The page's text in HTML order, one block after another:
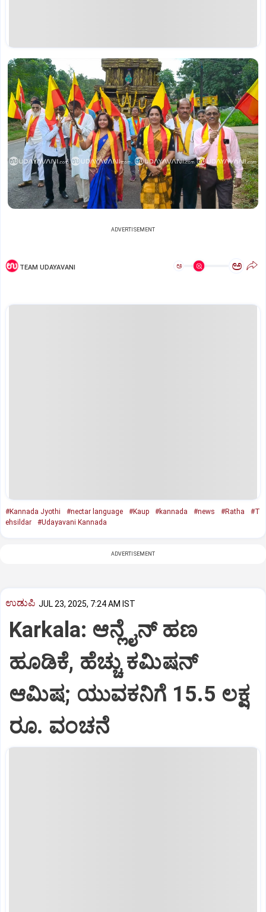
ADVERTISEMENT
TEAM UDAYAVANI ಅ ಅ
#Kannada Jyothi #nectar language #Kaup #kannada #news #Ratha
#T
ehsildar
#Udayavani Kannada
ADVERTISEMENT
ಉಡುಪಿ JUL 23, 2025, 7:24 AM IST
Karkala: ಆನ್ಲೈನ್‌ ಹಣ
ಹೂಡಿಕೆ, ಹೆಚ್ಚು ಕಮಿಷನ್‌
ಆಮಿಷ; ಯುವಕನಿಗೆ 15.5 ಲಕ್ಷ
ರೂ. ವಂಚನೆ